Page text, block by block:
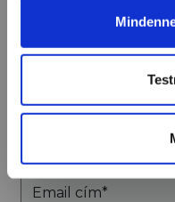
Értesülj egy
hírekről,
Név*
Email cím*